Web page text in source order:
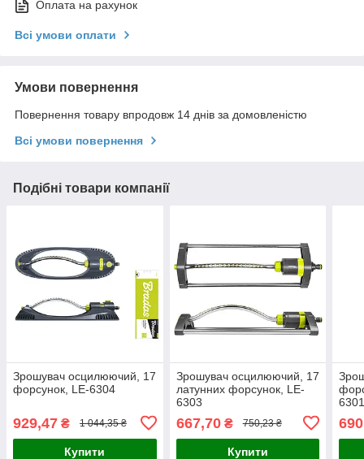
Оплата на рахунок
Всі умови оплати
Умови повернення
Повернення товару впродовж 14 днів за домовленістю
Всі умови повернення
Подібні товари компанії
Зрошувач осцилюючий, 17
форсунок, LE-6304
929,47 ₴ 1 044,35 ₴
Купити
Зрошувач осцилюючий, 17
латунних форсунок, LE-
6303
667,70₴ 750,23 ₴
Купити